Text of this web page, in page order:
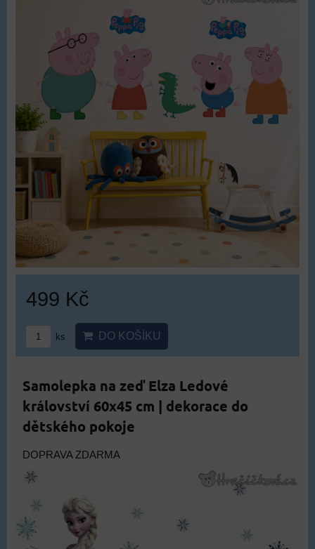
499 Kč
ks DO KOŠÍKU
Samolepka na zeď Elza Ledové
království 60x45 cm | dekorace do
dětského pokoje
DOPRAVA ZDARMA